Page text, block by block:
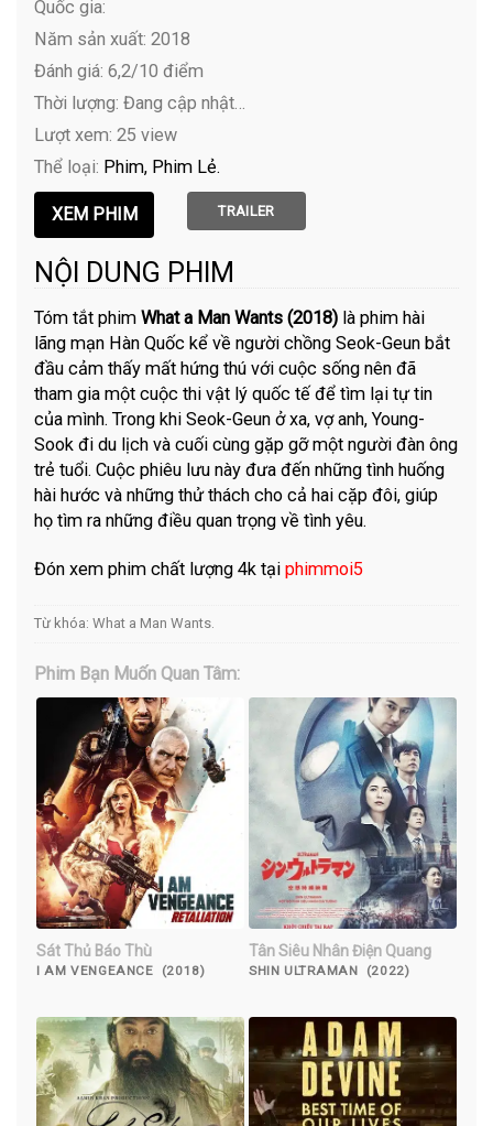
Quốc gia:
Năm sản xuất: 2018
Đánh giá: 6,2/10 điểm
Thời lượng: Đang cập nhật…
Lượt xem: 25 view
Thể loại: Phim Phim Lẻ
TRAILER
NỘI DUNG PHIM
Tóm tắt phimWhat a Man Wants (2018) là phim hài
lãng mạn Hàn Quốc kể về người chồng Seok-Geun bắt
đầu cảm thấy mất hứng thú với cuộc sống nên đã
tham gia một cuộc thi vật lý quốc tế để tìm lại tự tin
của mình. Trong khi Seok-Geun ở xa, vợ anh, Young-
Sook đi du lịch và cuối cùng gặp gỡ một người đàn ông
trẻ tuổi. Cuộc phiêu lưu này đưa đến những tình huống
hài hước và những thử thách cho cả hai cặp đôi, giúp
họ tìm ra những điều quan trọng về tình yêu.
Đón xem phim chất lượng 4k tạiphimmoi5
Từ khóa:What a Man Wants
Phim Bạn Muốn Quan Tâm:
Sát Thủ Báo Thù
I AM VENGEANCE (2018)
Tân Siêu Nhân Điện Quang
SHIN ULTRAMAN (2022)